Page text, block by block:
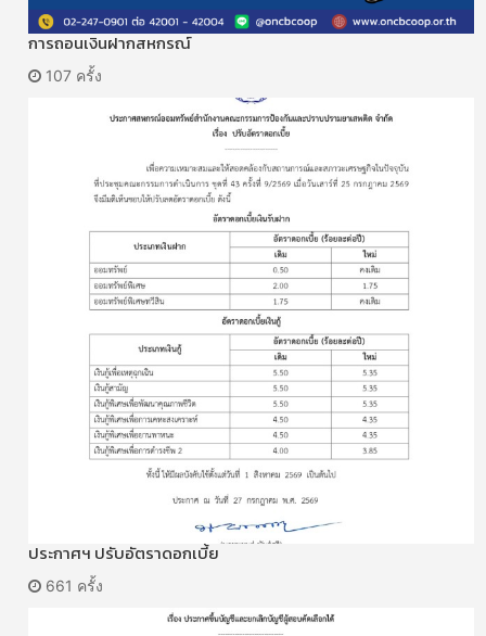
การถอนเงินฝากสหกรณ์
107 ครั้ง
ประกาศฯ ปรับอัตราดอกเบี้ย
661 ครั้ง